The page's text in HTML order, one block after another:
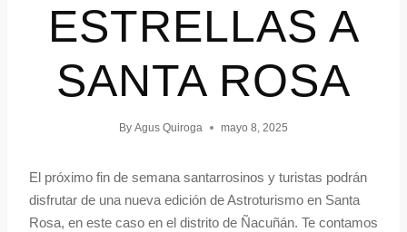
ESTRELLAS A
SANTA ROSA
By Agus Quiroga mayo 8, 2025
El próximo fin de semana santarrosinos y turistas podrán
disfrutar de una nueva edición de Astroturismo en Santa
Rosa, en este caso en el distrito de Ñacuñán. Te contamos